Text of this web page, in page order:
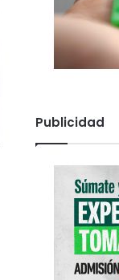
Publicidad